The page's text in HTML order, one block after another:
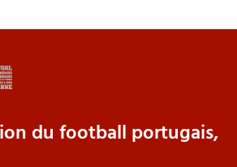
du football portugais,